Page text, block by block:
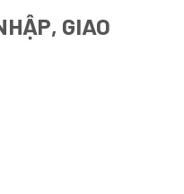
GIAO